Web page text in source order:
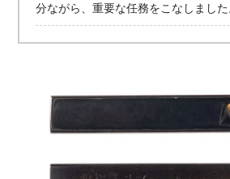
分ながら、重要な任務をこなしました